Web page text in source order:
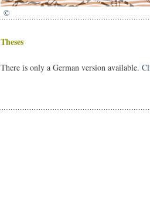
©
Theses
There is only a German version available.